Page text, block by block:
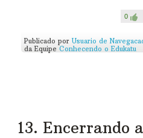
0
Publicado por Usuario de
da Equipe Conhecendo o Edukatu
13. Encerrando